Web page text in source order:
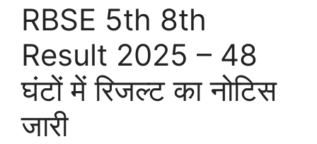
RBSE 5th 8th
Result 2025 – 48
घंटों में रिजल्ट का नोटिस
जारी